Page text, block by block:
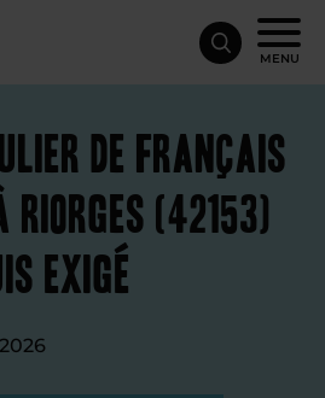
MENU
de français
(42153)
exigé